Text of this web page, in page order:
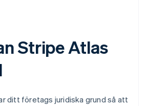
Stripe Atlas
ditt företags juridiska grund så att